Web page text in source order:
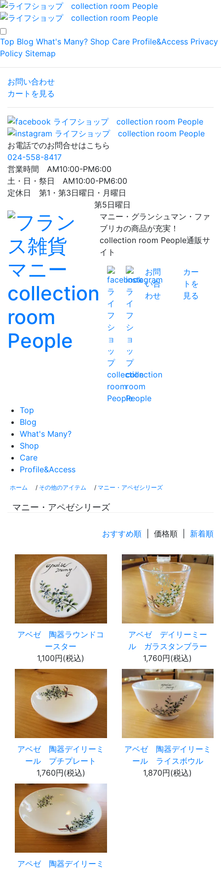
Top Blog What's Many? Shop Care Profile&Access Privacy
Policy Sitemap
お問い合わせ
カートを見る
お電話でのお問合せはこちら
024-558-8417
営業時間 AM10:00-PM6:00
土・日・祭日 AM10:00-PM6:00
定休日 第1・第3日曜日・月曜日
第5日曜日
マニー・グランシュマン・ファ
ブリカの商品が充実！
collection room People通販サ
イト
お問
い合
わせ
カー
トを
見る
Top
Blog
What's Many?
Shop
Care
Profile&Access
ホーム / その他のアイテム / マニー・アペゼシリーズ
マニー・アペゼシリーズ
おすすめ順 | 価格順 | 新着順
アベゼ 陶器ラウンドコ
ースター
1,100円(税込)
アベゼ デイリーミー
ル ガラスタンブラー
1,760円(税込)
アベゼ 陶器デイリーミ
ール プチプレート
1,760円(税込)
アベゼ 陶器デイリーミ
ール ライスボウル
1,870円(税込)
アペゼ 陶器デイリーミ